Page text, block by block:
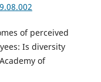
of perceived
Is diversity
of